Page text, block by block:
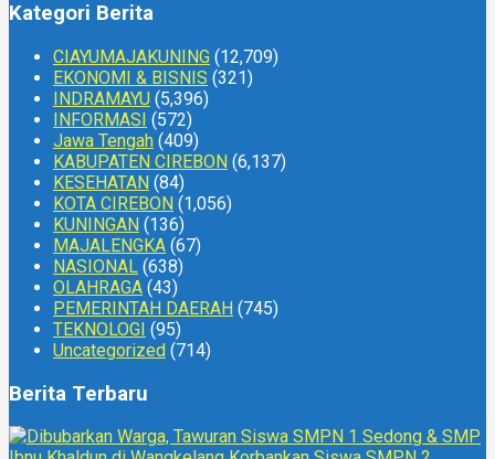
Kategori Berita
CIAYUMAJAKUNING (12,709)
EKONOMI & BISNIS (321)
INDRAMAYU (5,396)
INFORMASI (572)
Jawa Tengah (409)
KABUPATEN CIREBON (6,137)
KESEHATAN (84)
KOTA CIREBON (1,056)
KUNINGAN (136)
MAJALENGKA (67)
NASIONAL (638)
OLAHRAGA (43)
PEMERINTAH DAERAH (745)
TEKNOLOGI (95)
Uncategorized (714)
Berita Terbaru